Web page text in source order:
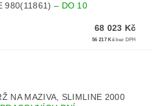
980(11861) – DO 10
68 023 Kč
56 217 Kč bez DPH
NA MAZIVA, SLIMLINE 2000